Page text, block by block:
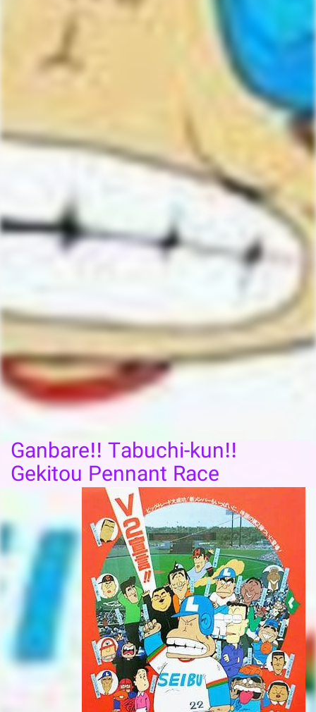
Ganbare!! Tabuchi-kun!!
Gekitou Pennant Race